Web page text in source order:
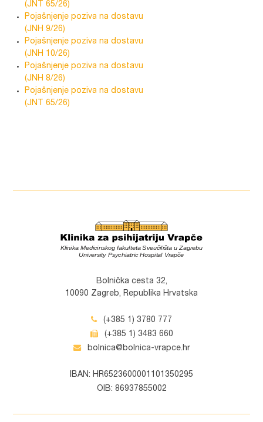
(JNT 65/26)
Pojašnjenje poziva na dostavu
(JNH 9/26)
Pojašnjenje poziva na dostavu
(JNH 10/26)
Pojašnjenje poziva na dostavu
(JNH 8/26)
Pojašnjenje poziva na dostavu
(JNT 65/26)
Bolnička cesta 32,
10090 Zagreb, Republika Hrvatska
(+385 1) 3780 777
(+385 1) 3483 660
bolnica@bolnica-vrapce.hr
IBAN: HR6523600001101350295
OIB: 86937855002